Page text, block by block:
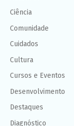
Ciência
Comunidade
Cuidados
Cultura
Cursos e Eventos
Desenvolvimento
Destaques
Diagnóstico